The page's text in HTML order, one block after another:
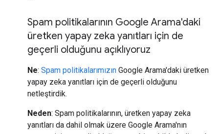
Spam politikalarının Google Arama'daki
üretken yapay zeka yanıtları için de
geçerli olduğunu açıklıyoruz
Ne: Spam politikalarımızın Google Arama'daki üretken
yapay zeka yanıtları için de geçerli olduğunu
netleştirdik.
Neden: Spam politikalarının, üretken yapay zeka
yanıtları da dahil olmak üzere Google Arama'nın